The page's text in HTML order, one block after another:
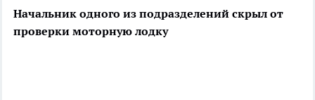
Начальник одного из подразделений скрыл от
проверки моторную лодку